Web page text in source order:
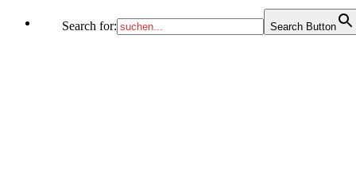
Search for: Search Button